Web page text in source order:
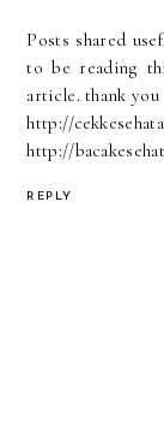
Posts shared
to be reading
article. thank you
http://
http://
REPLY